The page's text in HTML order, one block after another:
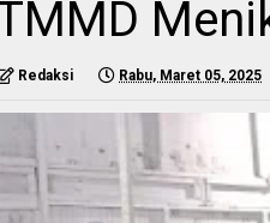
Redaksi Rabu, Maret 05, 2025